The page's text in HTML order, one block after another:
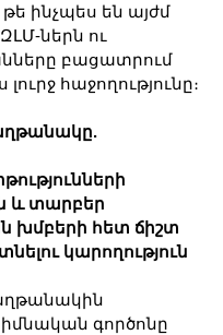
թե ինչպես են այժմ
ներն ու
բացատրում
հաջողությունը։
և տարբեր
խմբերի հետ ճիշտ
կարողություն
գործոնը